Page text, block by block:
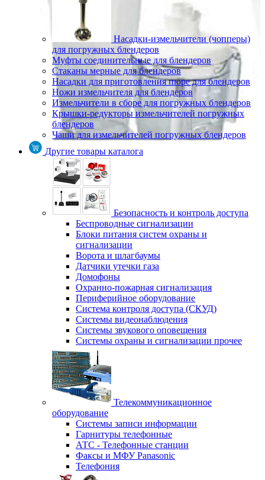
Насадки-измельчители (чопперы)
для погружных блендеров
Муфты соединительные для блендеров
Стаканы мерные для блендеров
Насадки для приготовления пюре для блендеров
Ножи измельчителя для блендеров
Измельчители в сборе для погружных блендеров
Крышки-редукторы измельчителей погружных
блендеров
Чаши для измельчителей погружных блендеров
Другие товары каталога
Безопасность и контроль доступа
Беспроводные сигнализации
Блоки питания систем охраны и
сигнализации
Ворота и шлагбаумы
Датчики утечки газа
Домофоны
Охранно-пожарная сигнализация
Периферийное оборудование
Система контроля доступа (СКУД)
Системы видеонаблюдения
Системы звукового оповещения
Системы охраны и сигнализации прочее
Телекоммуникационное
оборудование
Системы записи информации
Гарнитуры телефонные
АТС - Телефонные станции
Факсы и МФУ Panasonic
Телефония